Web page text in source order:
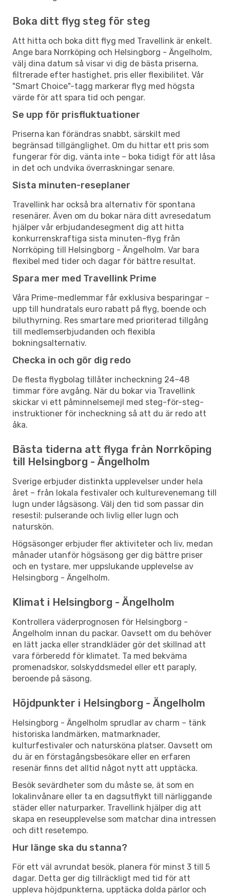
Boka ditt flyg steg för steg
Att hitta och boka ditt flyg med Travellink är enkelt.
Ange bara Norrköping och Helsingborg - Ängelholm,
välj dina datum så visar vi dig de bästa priserna,
filtrerade efter hastighet, pris eller flexibilitet. Vår
"Smart Choice"-tagg markerar flyg med högsta
värde för att spara tid och pengar.
Se upp för prisfluktuationer
Priserna kan förändras snabbt, särskilt med
begränsad tillgänglighet. Om du hittar ett pris som
fungerar för dig, vänta inte – boka tidigt för att låsa
in det och undvika överraskningar senare.
Sista minuten-reseplaner
Travellink har också bra alternativ för spontana
resenärer. Även om du bokar nära ditt avresedatum
hjälper vår erbjudandesegment dig att hitta
konkurrenskraftiga sista minuten-flyg från
Norrköping till Helsingborg - Ängelholm. Var bara
flexibel med tider och dagar för bättre resultat.
Spara mer med Travellink Prime
Våra Prime-medlemmar får exklusiva besparingar –
upp till hundratals euro rabatt på flyg, boende och
biluthyrning. Res smartare med prioriterad tillgång
till medlemserbjudanden och flexibla
bokningsalternativ.
Checka in och gör dig redo
De flesta flygbolag tillåter incheckning 24–48
timmar före avgång. När du bokar via Travellink
skickar vi ett påminnelsemejl med steg-för-steg-
instruktioner för incheckning så att du är redo att
åka.
Bästa tiderna att flyga från Norrköping
till Helsingborg - Ängelholm
Sverige erbjuder distinkta upplevelser under hela
året – från lokala festivaler och kulturevenemang till
lugn under lågsäsong. Välj den tid som passar din
resestil: pulserande och livlig eller lugn och
naturskön.
Högsäsonger erbjuder fler aktiviteter och liv, medan
månader utanför högsäsong ger dig bättre priser
och en tystare, mer uppslukande upplevelse av
Helsingborg - Ängelholm.
Klimat i Helsingborg - Ängelholm
Kontrollera väderprognosen för Helsingborg -
Ängelholm innan du packar. Oavsett om du behöver
en lätt jacka eller strandkläder gör det skillnad att
vara förberedd för klimatet. Ta med bekväma
promenadskor, solskyddsmedel eller ett paraply,
beroende på säsong.
Höjdpunkter i Helsingborg - Ängelholm
Helsingborg - Ängelholm sprudlar av charm – tänk
historiska landmärken, matmarknader,
kulturfestivaler och natursköna platser. Oavsett om
du är en förstagångsbesökare eller en erfaren
resenär finns det alltid något nytt att upptäcka.
Besök sevärdheter som du måste se, ät som en
lokalinvånare eller ta en dagsutflykt till närliggande
städer eller naturparker. Travellink hjälper dig att
skapa en reseupplevelse som matchar dina intressen
och ditt resetempo.
Hur länge ska du stanna?
För ett väl avrundat besök, planera för minst 3 till 5
dagar. Detta ger dig tillräckligt med tid för att
uppleva höjdpunkterna, upptäcka dolda pärlor och